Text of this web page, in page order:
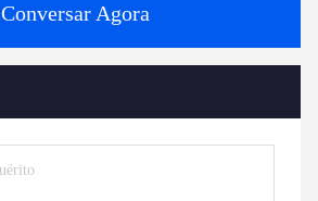
Conversar Agora